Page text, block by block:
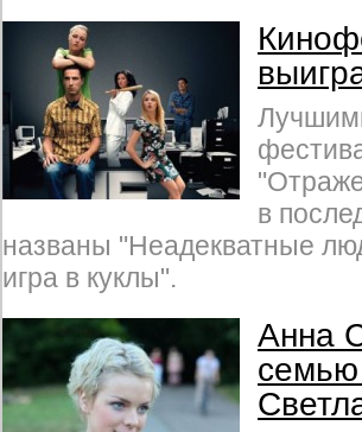
в
названы "Неадекватные
игра в куклы".
Анна